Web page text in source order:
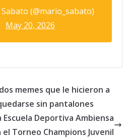
(@mario_sabato)
May 20, 2026
memes que le hicieron a
sin pantalones
Deportiva Ambiensa
Torneo Champions Juvenil